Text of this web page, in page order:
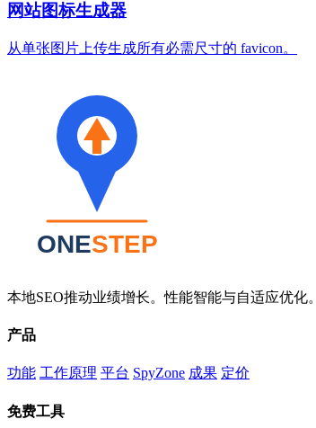
网站图标生成器
从单张图片上传生成所有必需尺寸的 favicon。
本地SEO推动业绩增长。性能智能与自适应优化。
产品
功能 工作原理 平台 SpyZone 成果 定价
免费工具